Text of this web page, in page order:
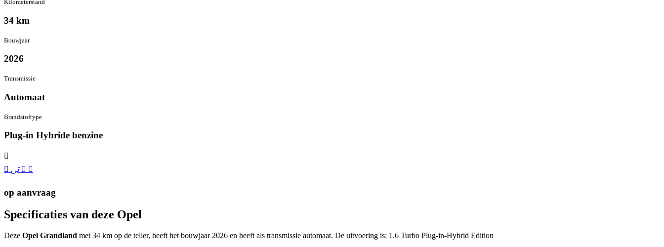
Kilometer­stand
34 km
Bouwjaar
2026
Transmissie
Automaat
Brandstof­type
Plug-in Hybride benzine
op aanvraag
Specificaties van deze Opel
Deze Opel Grandland met 34 km op de teller, heeft het bouwjaar 2026 en heeft als transmissie automaat. De uitvoering is: 1.6 Turbo Plug-in-Hybrid Edition